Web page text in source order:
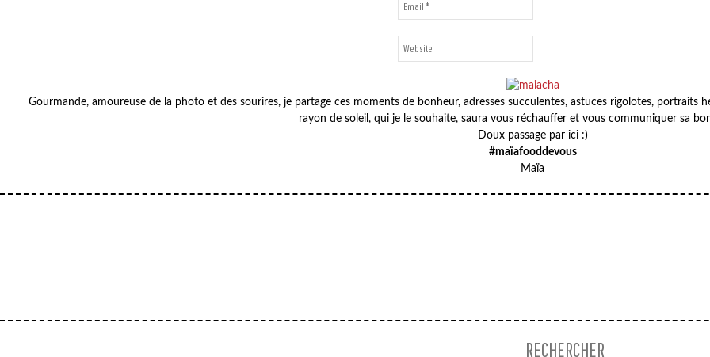
Gourmande, amoureuse de la photo et des sourires, je partage ces moments de bonheur, adresses succulentes, astuces rigolotes,
rayon de soleil, qui je le souhaite, saura vous réchauffer et vous communiquer sa
Doux passage par ici :)
#maïafooddevous
Maïa
SORBET
–
MÛRE